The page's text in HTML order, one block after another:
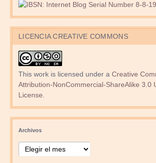
LICENCIA CREATIVE COMMONS
This work is licensed under a Creative
Attribution-NonCommercial-ShareAlike 3.0
License.
Archivos